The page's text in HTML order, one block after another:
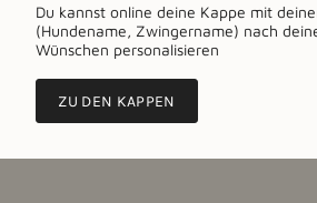
Du kannst online deine Kappe mit
(Hundename, Zwingername) nach
Wünschen personalisieren
ZU DEN KAPPEN